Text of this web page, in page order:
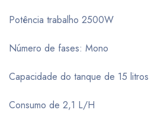
Potência trabalho 2500W
Número de fases: Mono
Capacidade do tanque de 15 litros
Consumo de 2,1 L/H